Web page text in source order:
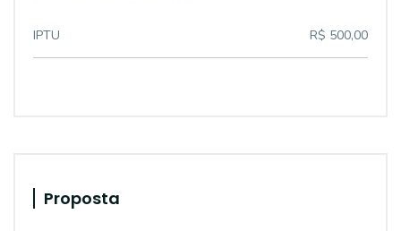
IPTU R$ 500,00
Proposta